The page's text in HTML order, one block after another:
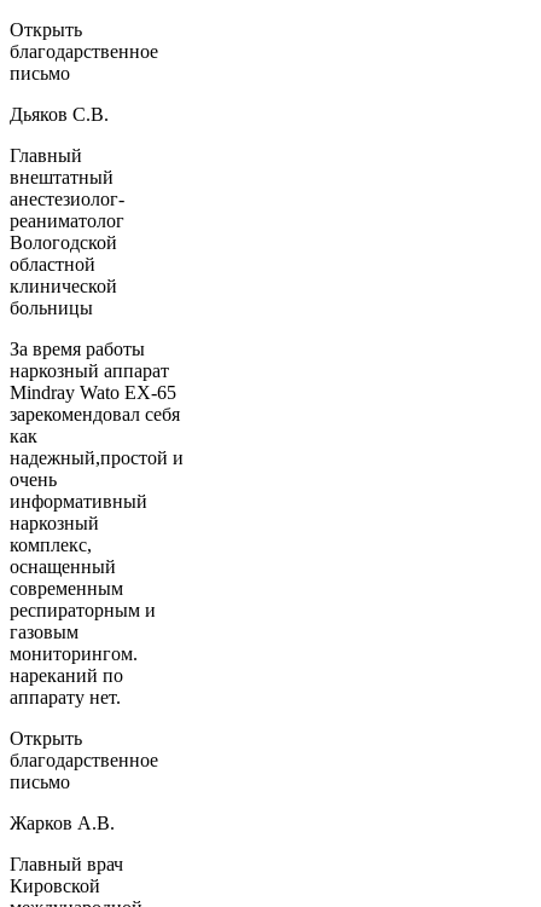
Открыть
благодарственное
письмо
Дьяков С.В.
Главный
внештатный
анестезиолог-
реаниматолог
Вологодской
областной
клинической
больницы
За время работы
наркозный аппарат
Mindray Wato EX-65
зарекомендовал себя
как
надежный,простой и
очень
информативный
наркозный
комплекс,
оснащенный
современным
респираторным и
газовым
мониторингом.
нареканий по
аппарату нет.
Открыть
благодарственное
письмо
Жарков А.В.
Главный врач
Кировской